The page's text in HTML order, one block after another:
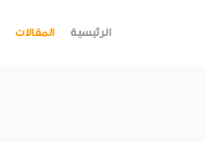
الرئيسية المقالات